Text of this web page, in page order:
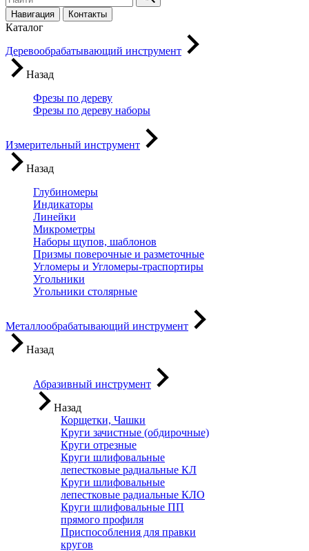
Навигация Контакты
Каталог
Деревообрабатывающий инструмент
Назад
Фрезы по дереву
Фрезы по дереву наборы
Измерительный инструмент
Назад
Глубиномеры
Индикаторы
Линейки
Микрометры
Наборы щупов, шаблонов
Призмы поверочные и разметочные
Угломеры и Угломеры-траспортиры
Угольники
Угольники столярные
Металлообрабатывающий инструмент
Назад
Абразивный инструмент
Назад
Корщетки, Чашки
Круги зачистные (обдирочные)
Круги отрезные
Круги шлифовальные
лепестковые радиальные КЛ
Круги шлифовальные
лепестковые радиальные КЛО
Круги шлифовальные ПП
прямого профиля
Приспособления для правки
кругов